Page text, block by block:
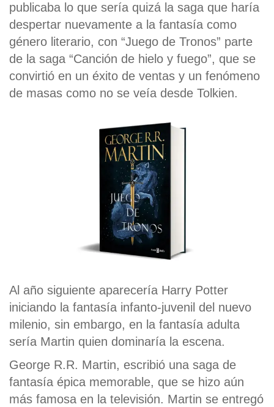
publicaba lo que sería quizá la saga que haría
despertar nuevamente a la fantasía como
género literario, con “Juego de Tronos” parte
de la saga “Canción de hielo y fuego”, que se
convirtió en un éxito de ventas y un fenómeno
de masas como no se veía desde Tolkien.
Al año siguiente aparecería Harry Potter
iniciando la fantasía infanto-juvenil del nuevo
milenio, sin embargo, en la fantasía adulta
sería Martin quien dominaría la escena.
George R.R. Martin, escribió una saga de
fantasía épica memorable, que se hizo aún
más famosa en la televisión. Martin se entregó